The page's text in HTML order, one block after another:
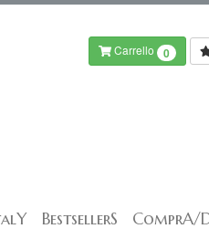
Carrello 0
BestsellerS ComprA/